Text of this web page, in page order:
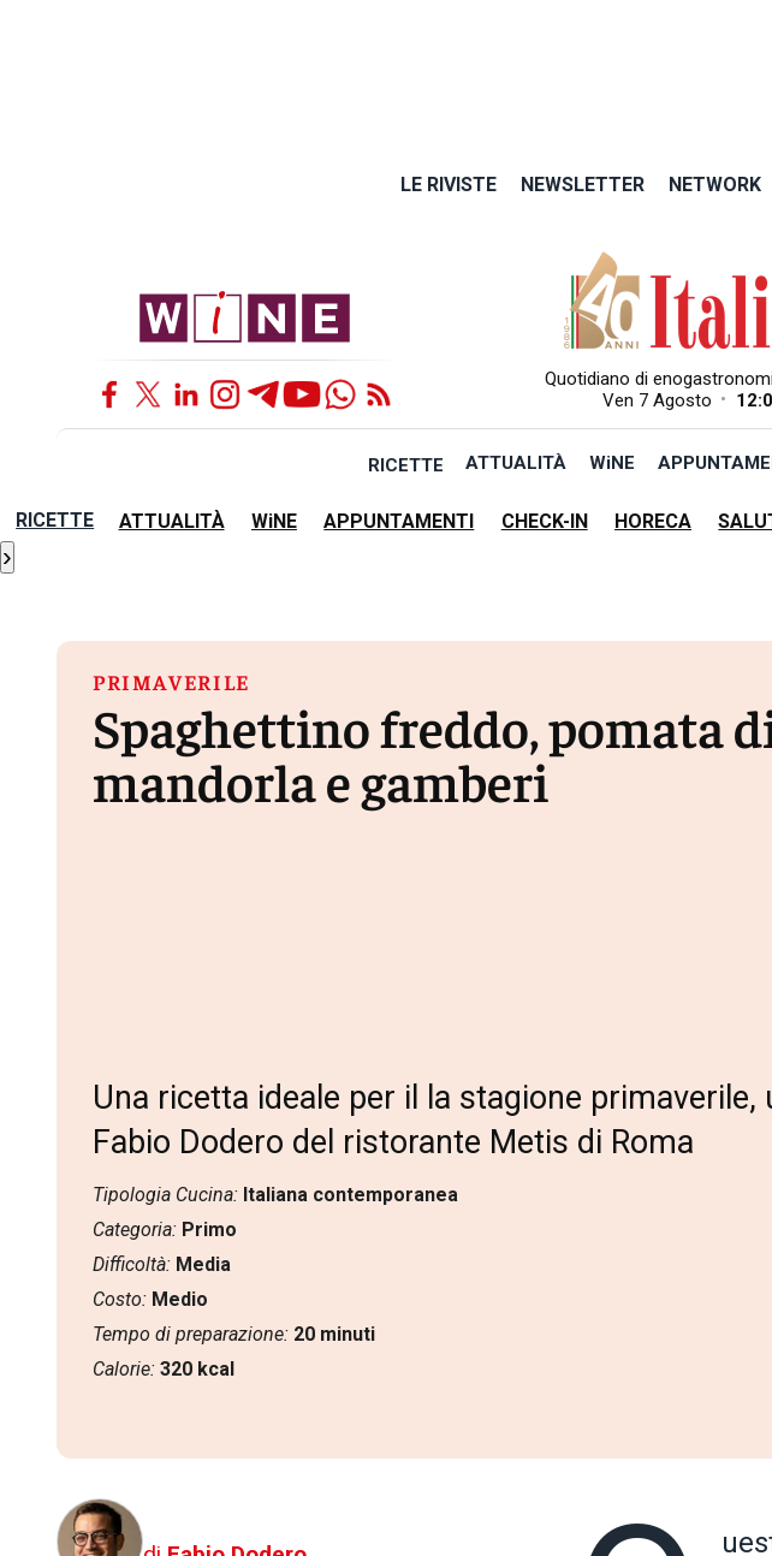
LE RIVISTE NEWSLETTER NETWORK
Quotidiano di
Ven 7 Agosto •
RICETTE ATTUALITÀ WiNE
RICETTE ATTUALITÀ WiNE APPUNTAMENTI CHECK-IN HORECA
›
PRIMAVERILE
Spaghettino freddo, pomata
mandorla e gamberi
Una ricetta ideale per il la stagione
Fabio Dodero del ristorante Metis di Roma
Tipologia Cucina: Italiana contemporanea
Categoria: Primo
Difficoltà: Media
Costo: Medio
Tempo di preparazione: 20 minuti
Calorie: 320 kcal